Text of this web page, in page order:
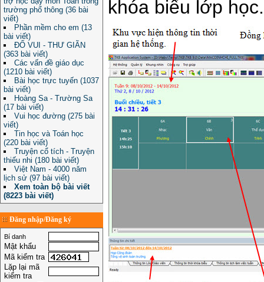
trường phổ thông (36 bài
viết)
Phần mềm cho em (13
bài viết)
ĐỐ VUI - THƯ GIÃN
(363 bài viết)
Các vấn đề giáo dục
(1210 bài viết)
Bài học trực tuyến (1037
bài viết)
Hoàng Sa - Trường Sa
(17 bài viết)
Vui học đường (275 bài
viết)
Tin học và Toán học
(220 bài viết)
Truyện cổ tích - Truyện
thiếu nhi (180 bài viết)
Việt Nam - 4000 năm
lịch sử (97 bài viết)
Xem toàn bộ bài viết
(8223 bài viết)
Đăng nhập/Đăng ký
Bí danh
Mật khẩu
Mã kiểm tra
Lặp lại mã
kiểm tra
khóa biểu lớp học.